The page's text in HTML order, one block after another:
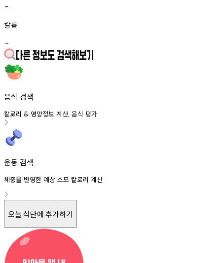
-
칼륨
-
음식 검색
칼로리 & 영양정보 계산, 음식 평가
운동 검색
체중을 반영한 예상 소모 칼로리 계산
오늘 식단에 추가하기